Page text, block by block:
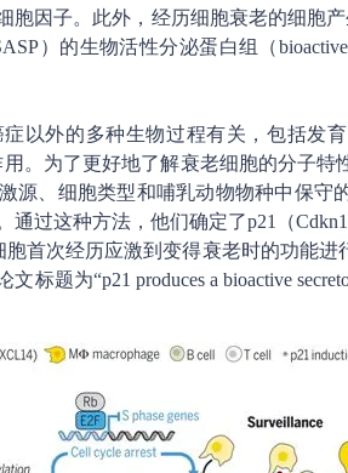
胞因子。此外，经历细胞衰老的细胞
SASP）的生物活性分泌蛋白组（
以外的多种生物过程有关，包括发
。为了更好地了解衰老细胞的分子特
源、细胞类型和哺乳动物物种中保守
通过这种方法，他们确定了p21（
首次经历应激到变得衰老时的功能
标题为“p21 produces a bioactive